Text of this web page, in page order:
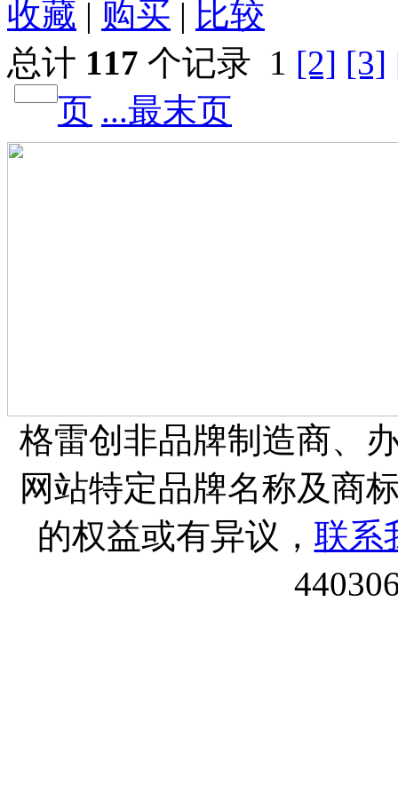
收藏 | 购买 | 比较
总计 117 个记录 1 [2] [3]
页 ...最末页
格雷创非品牌制造商、
网站特定品牌名称及商
的权益或有异议， 联系